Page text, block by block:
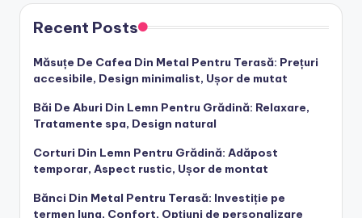
Recent Posts
Măsuțe De Cafea Din Metal Pentru Terasă: Prețuri
accesibile, Design minimalist, Ușor de mutat
Băi De Aburi Din Lemn Pentru Grădină: Relaxare,
Tratamente spa, Design natural
Corturi Din Lemn Pentru Grădină: Adăpost
temporar, Aspect rustic, Ușor de montat
Bănci Din Metal Pentru Terasă: Investiție pe
termen lung, Confort, Opțiuni de personalizare